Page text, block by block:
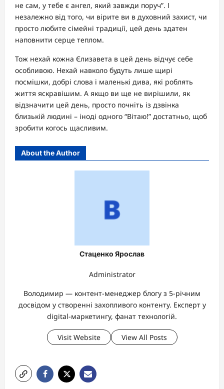
не сам, у тебе є ангел, який завжди поруч”. І
незалежно від того, чи вірите ви в духовний захист, чи
просто любите сімейні традиції, цей день здатен
наповнити серце теплом.
Тож нехай кожна Єлизавета в цей день відчує себе
особливою. Нехай навколо будуть лише щирі
посмішки, добрі слова і маленькі дива, які роблять
життя яскравішим. А якщо ви ще не вирішили, як
відзначити цей день, просто почніть із дзвінка
близькій людині – іноді одного “Вітаю!” достатньо, щоб
зробити когось щасливим.
About the Author
Стаценко Ярослав
Administrator
Володимир — контент-менеджер блогу з 5-річним
досвідом у створенні захопливого контенту. Експерт у
digital-маркетингу, фанат технологій.
Visit Website View All Posts